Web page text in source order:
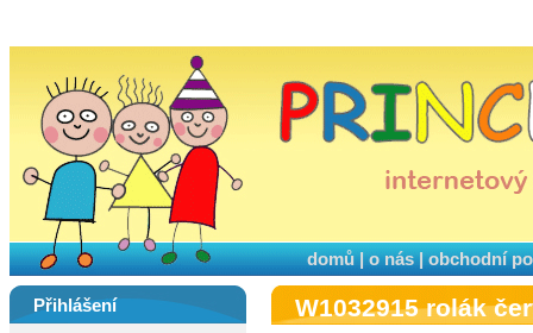
domů|o nás|obchodní
Přihlášení W1032915 rolák